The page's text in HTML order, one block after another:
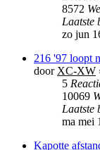
8572
Laatste
zo jun
216 '97 loopt
door XC-XW
5
10069
Laatste
ma mei
Kapotte